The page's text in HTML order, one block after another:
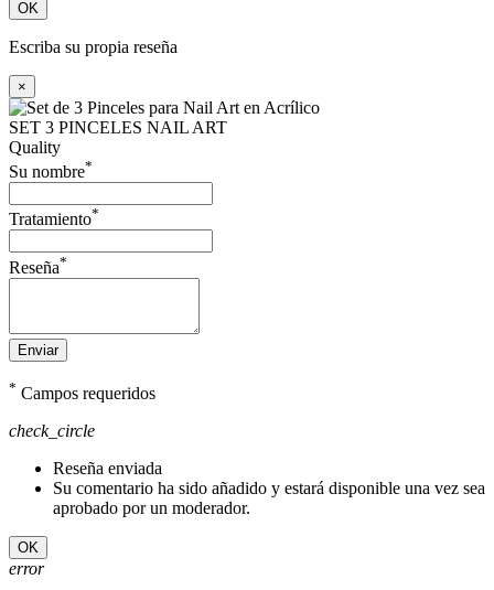
OK
Escriba su propia reseña
×
SET 3 PINCELES NAIL ART
Quality
Su nombre*
Tratamiento*
Reseña*
Enviar
* Campos requeridos
check_circle
Reseña enviada
Su comentario ha sido añadido y estará disponible una vez sea
aprobado por un moderador.
OK
error